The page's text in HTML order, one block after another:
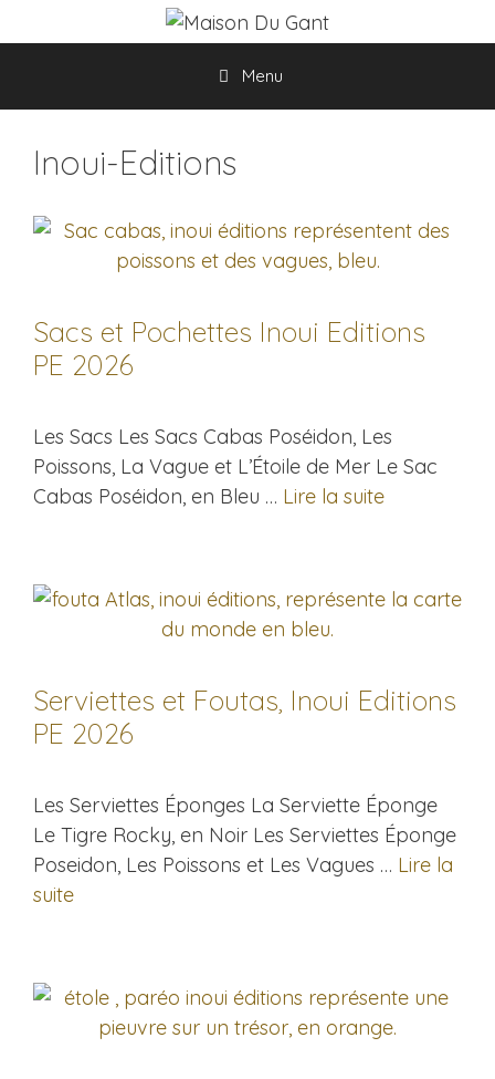
au
Menu
Inoui-Editions
Sacs et Pochettes Inoui Editions
PE 2026
Les Sacs Les Sacs Cabas Poséidon, Les
Poissons, La Vague et L’Étoile de Mer Le Sac
Cabas Poséidon, en Bleu … Lire la suite
Serviettes et Foutas, Inoui Editions
PE 2026
Les Serviettes Éponges La Serviette Éponge
Le Tigre Rocky, en Noir Les Serviettes Éponge
Poseidon, Les Poissons et Les Vagues … Lire la
suite